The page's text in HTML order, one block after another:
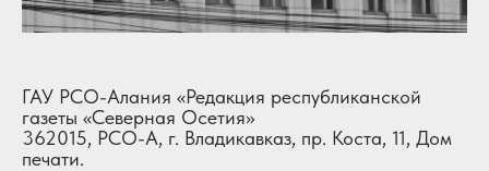
ГАУ РСО-Алания «Редакция республиканской
газеты «Северная Осетия»
362015, РСО-А, г. Владикавказ, пр. Коста, 11, Дом
печати.